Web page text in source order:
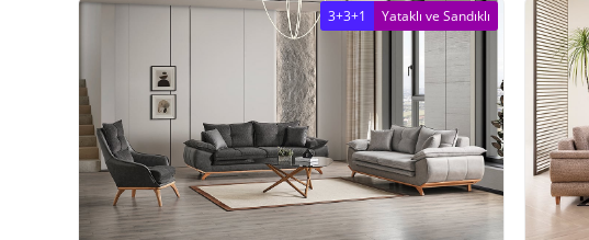
3+3+1 Yataklı ve Sandıklı